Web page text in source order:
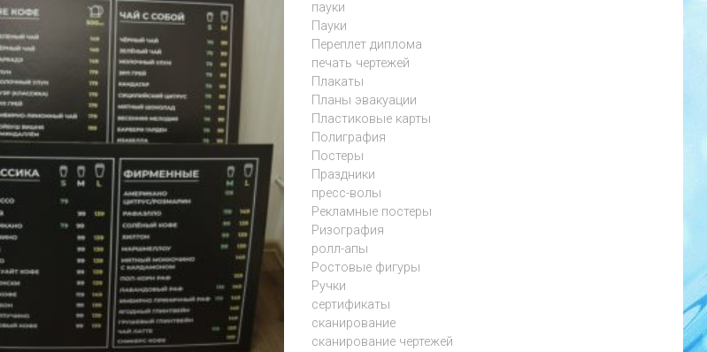
пауки
Пауки
Переплет диплома
печать чертежей
Плакаты
Планы эвакуации
Пластиковые карты
Полиграфия
Постеры
Праздники
пресс-волы
Рекламные постеры
Ризография
ролл-апы
Ростовые фигуры
Ручки
сертификаты
сканирование
сканирование чертежей